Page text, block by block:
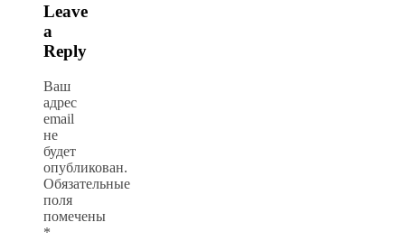
Leave
a
Reply
Ваш
адрес
email
не
будет
опубликован.
Обязательные
поля
помечены
*